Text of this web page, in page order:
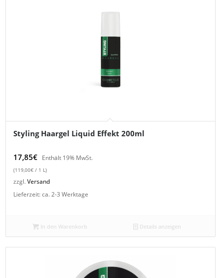
Styling Haargel Liquid Effekt 200ml
17,85€ Enthält 19% MwSt.
(119,00€ / 1 L)
zzgl.Versand
Lieferzeit: ca. 2-3 Werktage
In den Warenkorb Details anzeigen